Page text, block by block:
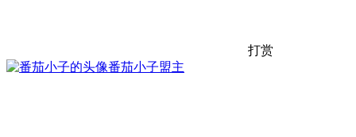
打赏
番茄小子盟主